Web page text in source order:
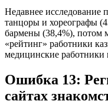
Недавнее исследование
танцоры и хореографы
бармены (38,4%), потом
«рейтинг» работники
медицинские работники
Ошибка 13:
сайтах